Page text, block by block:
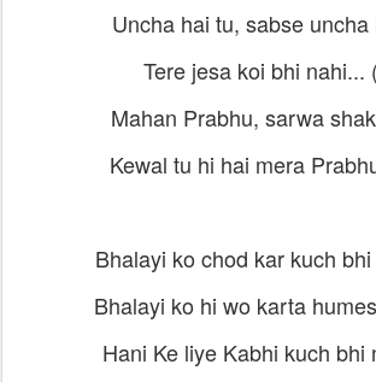
Uncha hai tu, sabse uncha
Tere jesa koi bhi nahi...
Mahan Prabhu, sarwa
Kewal tu hi hai mera
Bhalayi ko chod kar kuch
Bhalayi ko hi wo karta
Hani Ke liye Kabhi kuch bhi